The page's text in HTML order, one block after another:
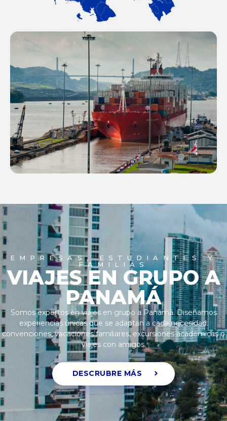
EMPRESAS, ESTUDIANTES Y
FAMILIAS
VIAJES EN GRUPO A
PANAMÁ
Somos expertos en viajes en grupo a Panamá. Diseñamos
experiencias únicas que se adaptan a cada necesidad:
convenciones, vacaciones familiares, excursiones académicas o
viajes con amigos.
DESCRUBRE MÁS